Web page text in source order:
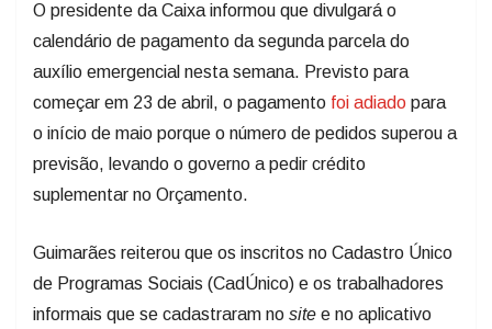
O presidente da Caixa informou que divulgará o
calendário de pagamento da segunda parcela do
auxílio emergencial nesta semana. Previsto para
começar em 23 de abril , o pagamento foi adiado para
o início de maio porque o número de pedidos superou a
previsão, levando o governo a pedir crédito
suplementar no Orçamento.
Guimarães reiterou que os inscritos no Cadastro Único
de Programas Sociais (CadÚnico) e os trabalhadores
informais que se cadastraram no site e no aplicativo